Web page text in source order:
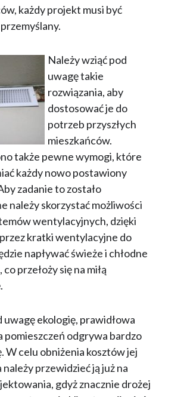
każdy projekt musi być
Należy wziąć pod
uwagę takie
rozwiązania, aby
dostosować je do
potrzeb przyszłych
mieszkańców.
także pewne wymogi, które
każdy nowo postawiony
zadanie to zostało
należy skorzystać możliwości
wentylacyjnych, dzięki
kratki wentylacyjne do
napływać świeże i chłodne
przełoży się na miłą
uwagę ekologię, prawidłowa
pomieszczeń odgrywa bardzo
W celu obniżenia kosztów jej
przewidzieć ją już na
gdyż znacznie drożej